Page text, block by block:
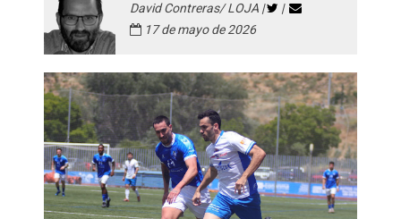
David Contreras/ LOJA |
|
17 de mayo de 2026